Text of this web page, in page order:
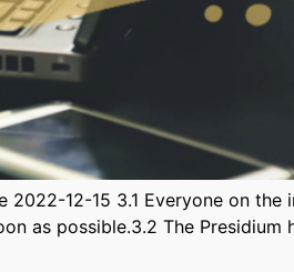
12-15 3.1 Everyone on the
as possible.3.2 The Presidium